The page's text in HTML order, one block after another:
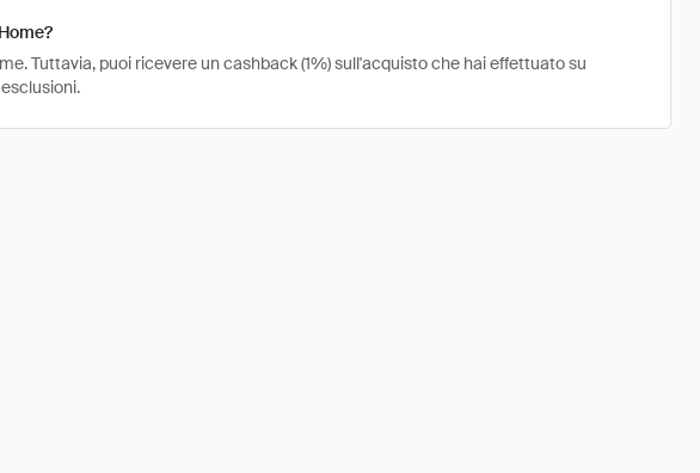
Tuttavia, puoi ricevere un cashback (1%) sull'acquisto che hai effettuato su